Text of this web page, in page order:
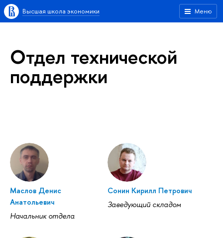
Меню
Высшая школа экономики
Отдел технической
поддержки
Маслов Денис
Анатольевич
Начальник отдела
Сонин Кирилл Петрович
Заведующий складом